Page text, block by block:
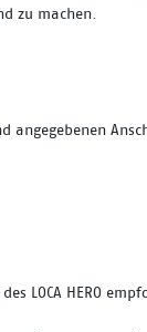
zu machen.
angegebenen
LOCA HERO